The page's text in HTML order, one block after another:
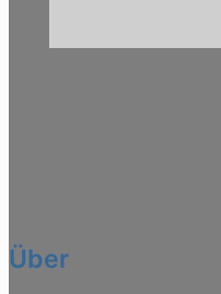
Über